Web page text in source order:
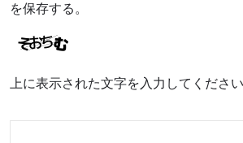
を保存する。
上に表示された文字を入力してください